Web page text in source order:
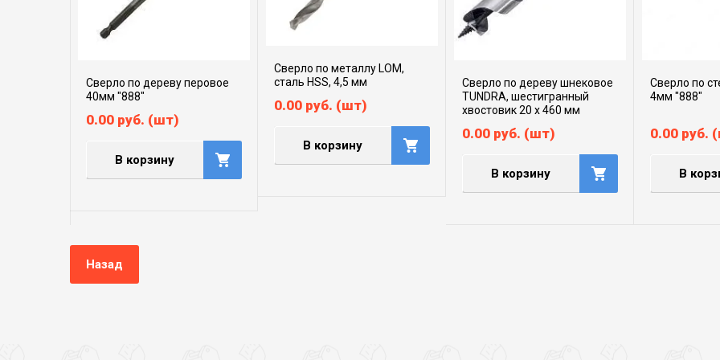
Сверло по дереву перовое
40мм "888"
0.00 руб. (шт)
В корзину
Сверло по металлу LOM,
сталь HSS, 4,5 мм
0.00 руб. (шт)
В корзину
Сверло по дереву шнековое
TUNDRA, шестигранный
хвостовик 20 х 460 мм
0.00 руб. (шт)
В корзину
Сверло по
4мм "888"
0.00 руб.
В
Назад